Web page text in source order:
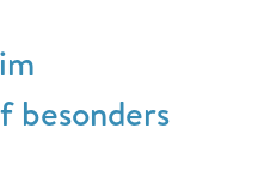
besonders